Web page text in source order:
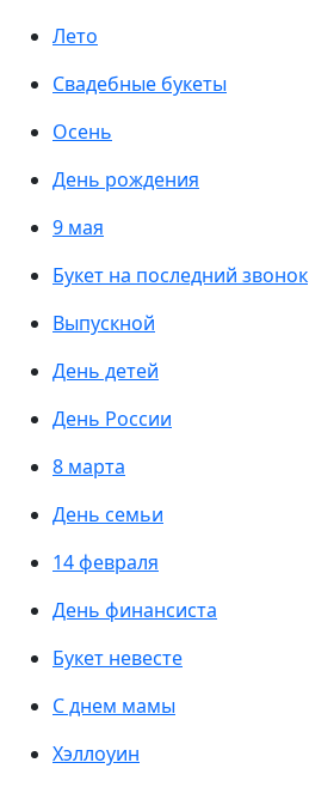
Лето
Свадебные букеты
Осень
День рождения
9 мая
Букет на последний звонок
Выпускной
День детей
День России
8 марта
День семьи
14 февраля
День финансиста
Букет невесте
С днем мамы
Хэллоуин